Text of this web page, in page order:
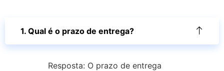
1. Qual é o prazo de entrega?
Resposta: O prazo de entrega